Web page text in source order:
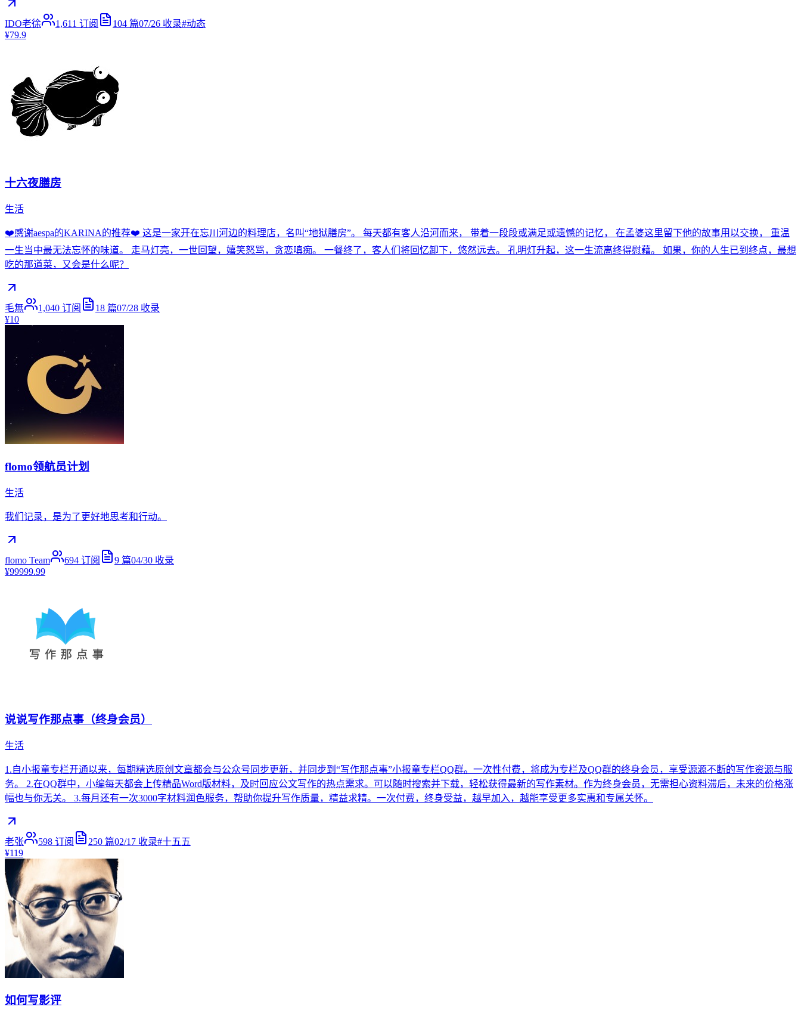
IDO老徐 1,611 订阅 104 篇07/26 收录#动态
¥79.9
十六夜膳房
生活
❤️感谢aespa的KARINA的推荐❤️ 这是一家开在忘川河边的料理店，名叫“地狱膳房”。 每天都有客人沿河而来， 带着一段段或满足或遗憾的记忆， 在孟婆这里留下他的故事用以交换， 重温
一生当中最无法忘怀的味道。 走马灯亮，一世回望，嬉笑怒骂，贪恋嗔痴。 一餐终了，客人们将回忆卸下，悠然远去。 孔明灯升起，这一生流离终得慰藉。 如果，你的人生已到终点，最想
吃的那道菜，又会是什么呢？
毛無 1,040 订阅 18 篇07/28 收录
¥10
flomo领航员计划
生活
我们记录，是为了更好地思考和行动。
flomo Team 694 订阅 9 篇04/30 收录
¥99999.99
说说写作那点事（终身会员）
生活
1.自小报童专栏开通以来，每期精选原创文章都会与公众号同步更新，并同步到“写作那点事”小报童专栏QQ群。一次性付费，将成为专栏及QQ群的终身会员，享受源源不断的写作资源与服
务。 2.在QQ群中，小编每天都会上传精品Word版材料，及时回应公文写作的热点需求。可以随时搜索并下载，轻松获得最新的写作素材。作为终身会员，无需担心资料滞后，未来的价格涨
幅也与你无关。 3.每月还有一次3000字材料润色服务，帮助你提升写作质量，精益求精。一次付费，终身受益，越早加入，越能享受更多实惠和专属关怀。
老张 598 订阅 250 篇02/17 收录#十五五
¥119
如何写影评